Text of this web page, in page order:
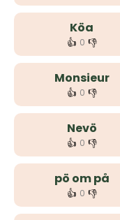
Köa
👍 0 👎
Monsieur
👍 0 👎
Nevö
👍 0 👎
pö om på
👍 0 👎